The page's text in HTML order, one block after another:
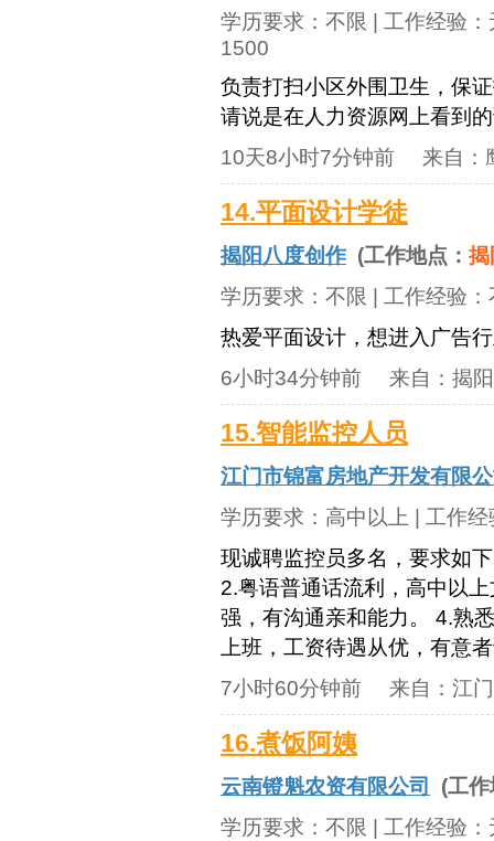
学历要求： 不限 | 工作经验：
1500
负责打扫小区外围卫生，保
请说是在人力资源网上看到
10天8小时7分钟前 来自：
14.平面设计学徒
揭阳八度创作(工作地点： 揭
学历要求： 不限 | 工作经验：
热爱平面设计，想进入广告
6小时34分钟前 来自： 揭
15.智能监控人员
江门市锦富房地产开发有限
学历要求： 高中以上 | 工作
现诚聘监控员多名，要求如
2.粤语普通话流利，高中以
强，有沟通亲和能力。 4.熟
上班，工资待遇从优，有意
7小时60分钟前 来自： 江
16.煮饭阿姨
云南镫魁农资有限公司
(工
学历要求： 不限 | 工作经验：